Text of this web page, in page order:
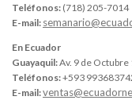
Teléfonos: (718) 205-7014
E-mail:
En Ecuador
Guayaquil:Av. 9 de Octubre
Teléfonos:+593
E-mail: